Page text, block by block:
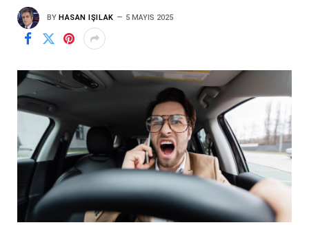
BY HASAN IŞILAK 5 MAYIS 2025